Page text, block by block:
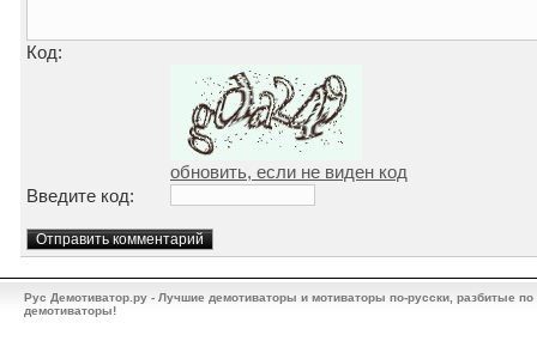
Код:
обновить, если не виден код
Введите код:
Рус Демотиватор.ру - Лучшие демотиваторы и мотиваторы по-русски, разбитые
демотиваторы!